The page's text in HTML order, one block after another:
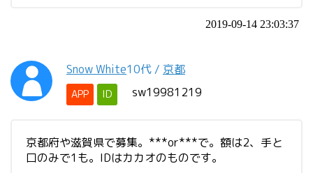
2019-09-14 23:03:37
Snow White10代 / 京都
APP ID sw19981219
京都府や滋賀県で募集。***or***で。額は2、手と
口のみで1も。IDはカカオのものです。